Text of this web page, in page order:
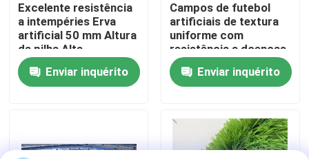
Contacte-nos
Notícias
Solicitar Orçamento
Excelente resistência
a intempéries Erva
artificial 50 mm Altura
da pilha Alta
flexibilidade
Enviar inquérito
Campos de futebol
artificiais de textura
uniforme com
resistência a doenças
4x25m
Enviar inquérito